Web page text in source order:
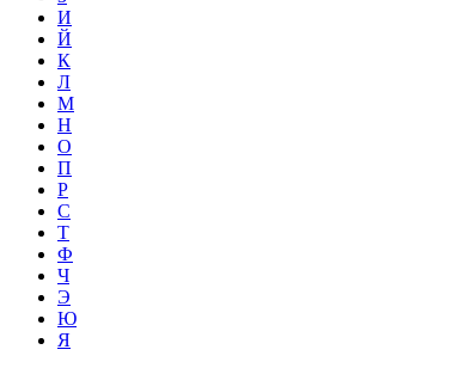
И
Й
К
Л
М
Н
О
П
Р
С
Т
Ф
Ч
Э
Ю
Я